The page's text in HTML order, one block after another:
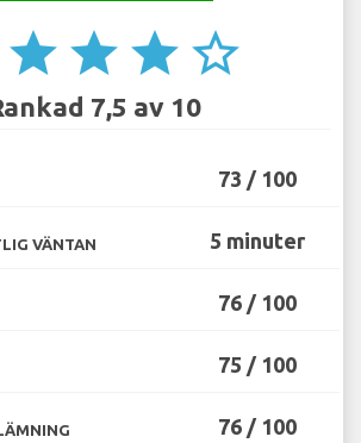
star star star star_border
7,5 av 10
73 / 100
VÄNTAN 5 minuter
76 / 100
75 / 100
76 / 100